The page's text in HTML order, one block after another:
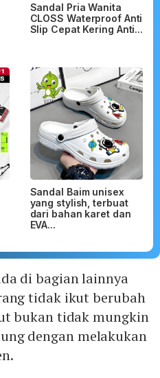
Sandal Pria Wanita
CLOSS Waterproof Anti
Slip Cepat Kering Anti...
Sandal Baim unisex
yang stylish, terbuat
dari bahan karet dan
EVA...
di bagian lainnya
tidak ikut berubah
bukan tidak mungkin
dengan melakukan